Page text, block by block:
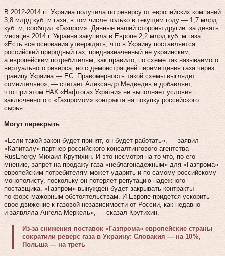
В 2012‑2014 гг. Украина получила по реверсу от европейских компаний
3,8 млрд куб. м газа, в том числе только в текущем году — 1,7 млрд
куб. м, сообщил «Газпром». Данные нашей стороны другие: за девять
месяцев 2014 г. Украина закупила в Европе 2,2 млрд куб. м газа.
«Есть все основания утверждать, что в Украину поставляется
российский природный газ, предназначенный не украинским,
а европейским потребителям, как правило, по схеме так называемого
виртуального реверса, но с демонстрацией перемещения газа через
границу Украина — ЕС. Правомерность такой схемы выглядит
сомнительно», — считает Александр Медведев и добавляет,
что при этом НАК «Нафтогаз України» не выполняет условия
заключенного с «Газпромом» контракта на покупку российского
сырья.
Могут перекрыть
«Если такой закон будет принят, он будет работать», — заявил
«Капиталу» партнер российского консалтингового агентства
RusEnergy Михаил Крутихин. И это несмотря на то что, по его
мнению, запрет на продажу газа «не­бла­гонадежным» для «Газпрома»
европейским потребителям может ударить и по самому российскому
монополисту, поскольку он потеряет репутацию надежного
поставщика. «Газпром» вынужден будет закрывать контракты
по форс-мажорным обстоятельствам. И Европе придется ускорить
свое движение к газовой независимости от России, как недавно
и заявляла Ангела Меркель», — сказал Крутихин.
Из-за снижения поставок «Газпрома» европейские страны
сократили реверс газа в Украину: Словакия — на 10 %,
Польша — на треть